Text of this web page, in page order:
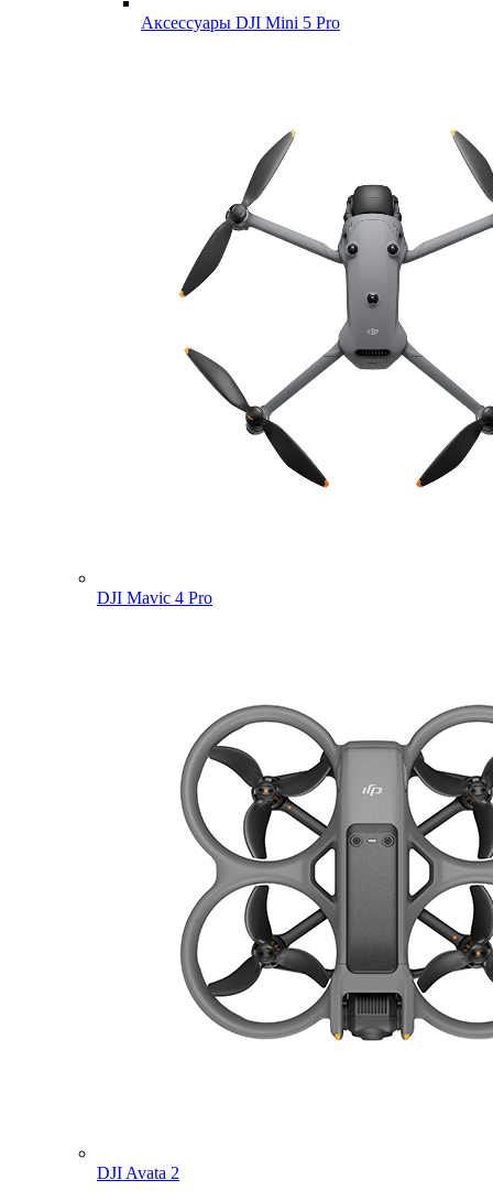
Аксессуары DJI Mini 5 Pro
DJI Mavic 4 Pro
DJI Avata 2